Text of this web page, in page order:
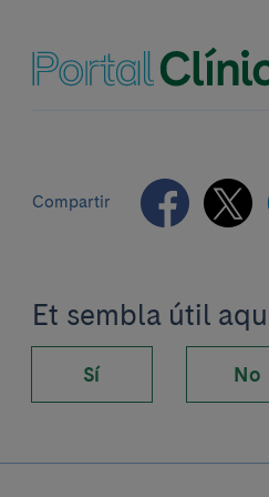
Compartir
Et sembla útil
Sí No